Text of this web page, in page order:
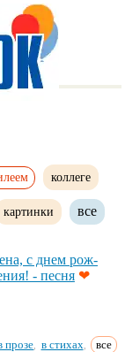
коллеге
картинки все
с днем рож­
- пес­ня ❤
прозе в стихах все